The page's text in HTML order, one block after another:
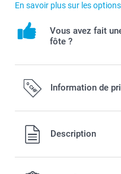
En savoir plus sur les
Vous avez fait
fôte ?
Information de
Tous les prix sont en
hors frais de port.
Description